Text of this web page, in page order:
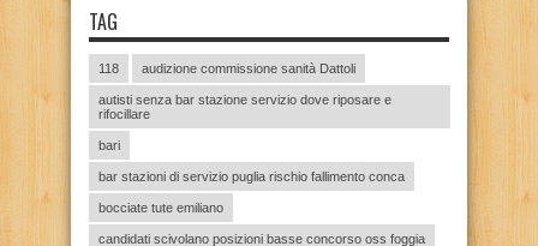
TAG
118 audizione commissione sanità Dattoli
autisti senza bar stazione servizio dove riposare e
rifocillare
bari
bar stazioni di servizio puglia rischio fallimento conca
bocciate tute emiliano
candidati scivolano posizioni basse concorso oss foggia